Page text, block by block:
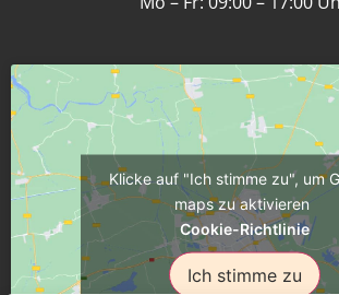
Klicke auf "Ich stimme zu", um
maps zu aktivieren
Cookie-Richtlinie
Ich stimme zu